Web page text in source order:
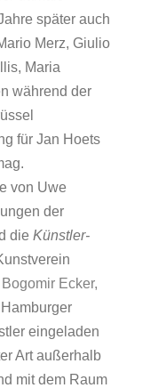
später auch
Merz, Giulio
Maria
während der
für Jan Hoets
von Uwe
der
die Künstler-
Ecker,
eingeladen
Art außerhalb
mit dem Raum